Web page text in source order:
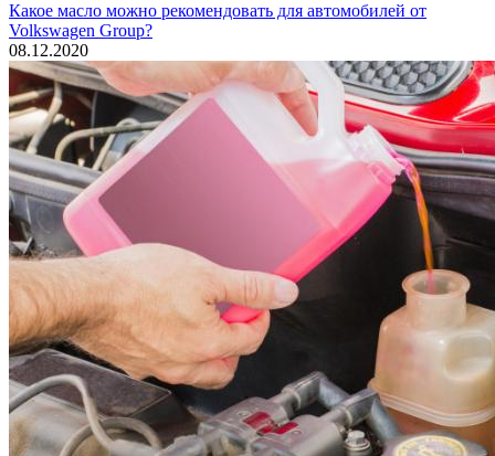
Какое масло можно рекомендовать для автомобилей от
Volkswagen Group?
08.12.2020